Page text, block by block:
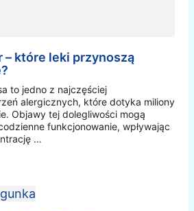
– które leki przynoszą
to jedno z najczęściej
alergicznych, które dotyka miliony
Objawy tej dolegliwości mogą
funkcjonowanie, wpływając
…